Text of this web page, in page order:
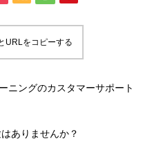
URLをコピーする
ニングのカスタマーサポート
ありませんか？